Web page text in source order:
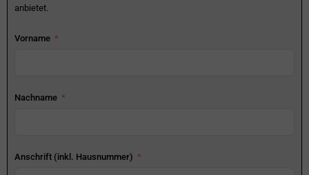
anbietet.
Vorname
Nachname
Anschrift (inkl. Hausnummer)